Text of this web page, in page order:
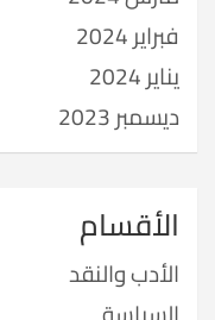
فبراير 2024
يناير 2024
ديسمبر 2023
الأقسام
الأدب والنقد